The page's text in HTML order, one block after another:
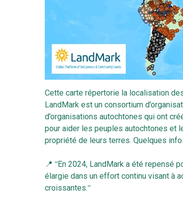
Cette carte répertorie la localisation
LandMark est un consortium
d’organisations autochtones qui ont
pour aider les peuples autochtones et
propriété de leurs terres. Quelques
📍 ʺEn 2024, LandMark a été repensé
élargie dans un effort continu visant à
croissantes.ʺ